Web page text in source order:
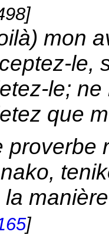
mon
le,
le;
que
proverbe
la
]